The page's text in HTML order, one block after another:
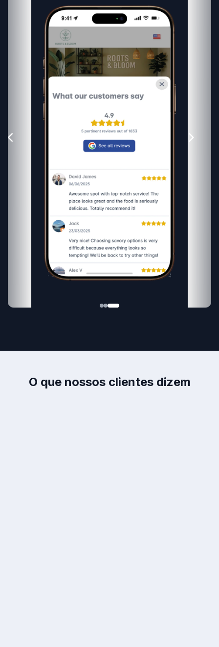
O que nossos clientes dizem